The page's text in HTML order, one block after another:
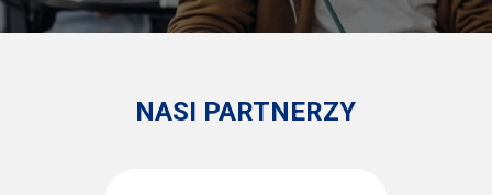
NASI PARTNERZY